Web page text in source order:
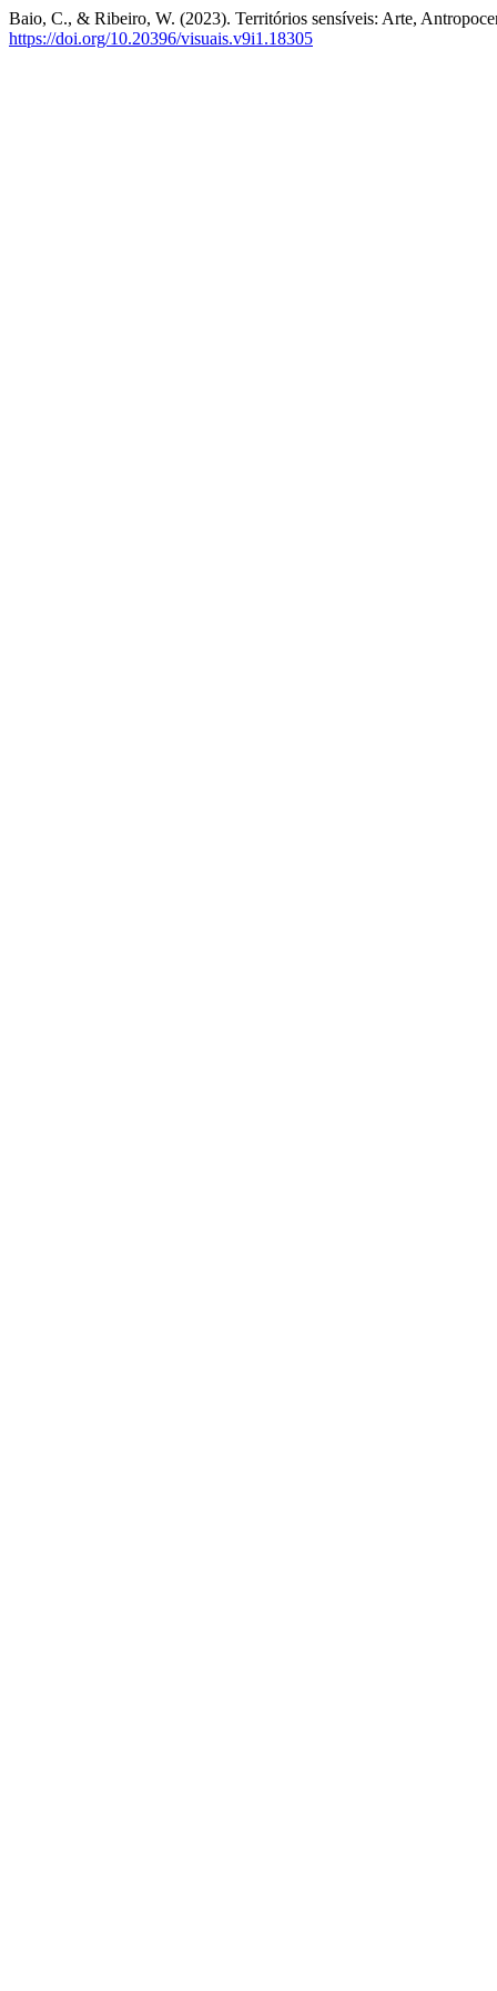
Baio, C., & Ribeiro, W. (2023). Territórios sensíveis: Arte,
https://doi.org/10.20396/visuais.v9i1.18305